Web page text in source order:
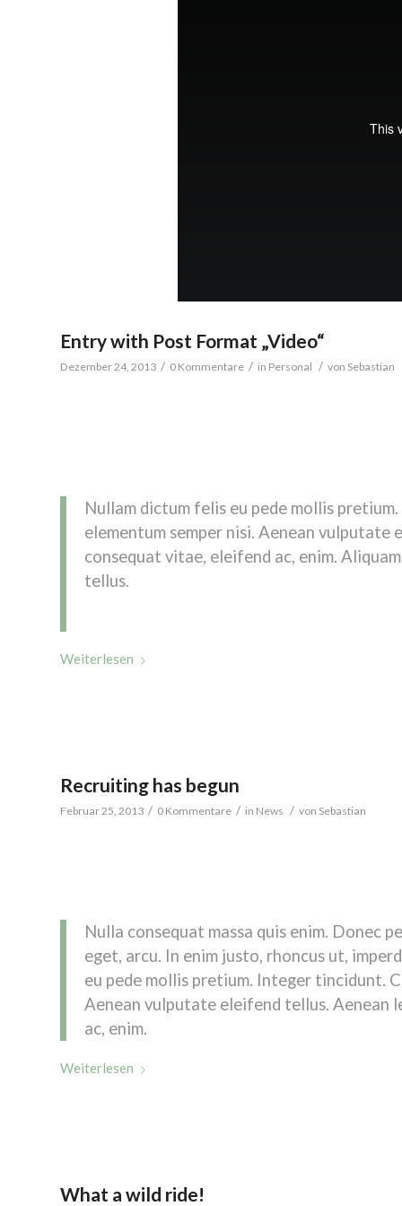
Entry with Post Format „Video“
Dezember 24, 2013 / 0 Kommentare / in Personal / von Sebastian
Nullam dictum felis eu pede mollis
elementum semper nisi. Aenean
consequat vitae, eleifend ac, enim.
tellus.
Weiterlesen
Recruiting has begun
Februar 25, 2013 / 0 Kommentare / in News / von Sebastian
Nulla consequat massa quis enim. Donec
eget, arcu. In enim justo, rhoncus ut,
eu pede mollis pretium. Integer tincidunt.
Aenean vulputate eleifend tellus.
ac, enim.
Weiterlesen
What a wild ride!